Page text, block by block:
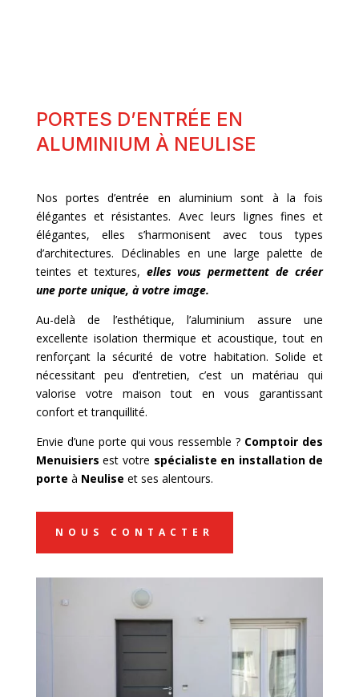
PORTES D’ENTRÉE EN
ALUMINIUM À NEULISE
Nos portes d’entrée en aluminium sont à la fois
élégantes et résistantes. Avec leurs lignes fines et
élégantes, elles s’harmonisent avec tous types
d’architectures. Déclinables en une large palette de
teintes et textures, elles vous permettent de créer
une porte unique, à votre image.
Au-delà de l’esthétique, l’aluminium assure une
excellente isolation thermique et acoustique, tout en
renforçant la sécurité de votre habitation. Solide et
nécessitant peu d’entretien, c’est un matériau qui
valorise votre maison tout en vous garantissant
confort et tranquillité.
Envie d’une porte qui vous ressemble ? Comptoir des
Menuisiers est votre spécialiste en installation de
porte à Neulise et ses alentours.
NOUS CONTACTER